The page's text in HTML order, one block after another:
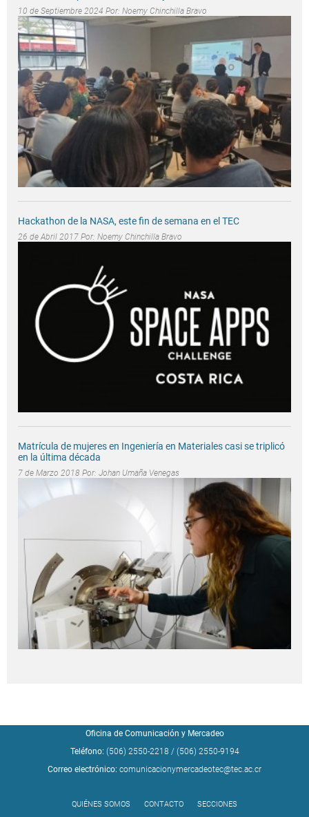
10 de Septiembre 2024 Por: Noemy Chinchilla Bravo
Hackathon de la NASA, este fin de semana en el TEC
26 de Abril 2017 Por: Noemy Chinchilla Bravo
Matrícula de mujeres en Ingeniería en Materiales casi se triplicó
en la última década
7 de Marzo 2018 Por: Johan Umaña Venegas
Oficina de Comunicación y Mercadeo
Teléfono: (506) 2550-2218 / (506) 2550-9194
Correo electrónico: comunicacionymercadeotec@tec.ac.cr
QUIÉNES SOMOS CONTACTO SECCIONES